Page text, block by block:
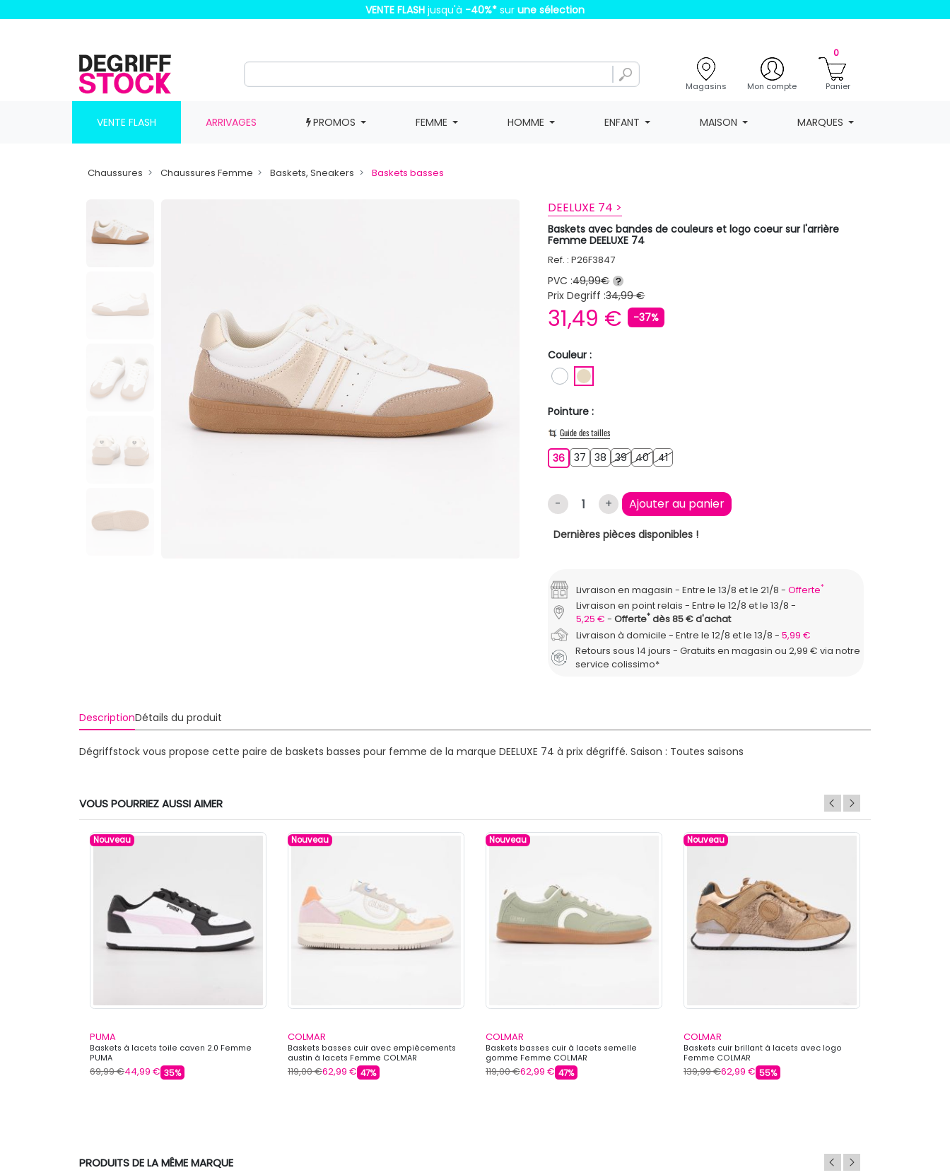
VENTE FLASH jusqu'à -40%* sur une sélection
Magasins Mon compte
0
Panier
VENTE FLASH ARRIVAGES PROMOS FEMME HOMME ENFANT MAISON MARQUES
Chaussures Chaussures Femme Baskets, Sneakers Baskets basses
DEELUXE 74 >
Baskets avec bandes de couleurs et logo coeur sur l'arrière
Femme DEELUXE 74
Ref. : P26F3847
PVC :49,99€ ?
Prix Degriff :34,99 €
31,49 € -37%
Couleur :
BLANC
Pointure :
Guide des tailles
363637 3738 38393940404141
- + Ajouter au panier
Dernières pièces disponibles !
Livraison en magasin Entre le 13/8 et le 21/8 Offerte*
Livraison en point relais
Entre le 12/8 et le 13/8
5,25 €
Offerte*dès 85 € d'achat
Livraison à domicile
Entre le 12/8 et le 13/8
5,99 €
Retours sous 14 jours - Gratuits en magasin ou 2,99 € via notre
service colissimo*
DescriptionDétails du produit
Dégriffstock vous propose cette paire de baskets basses pour femme de la marque DEELUXE 74 à prix dégriffé. Saison : Toutes saisons
VOUS POURRIEZ AUSSI AIMER
Nouveau
PUMA
Baskets à lacets toile caven 2.0 Femme
PUMA
69,99 €44,99 € 35%
Nouveau
COLMAR
Baskets basses cuir avec empiècements
austin à lacets Femme COLMAR
119,00 €62,99 € 47%
Nouveau
COLMAR
Baskets basses cuir à lacets semelle
gomme Femme COLMAR
119,00 €62,99 € 47%
Nouveau
COLMAR
Baskets cuir brillant à lacets avec logo
Femme COLMAR
139,99 €62,99 € 55%
PRODUITS DE LA MÊME MARQUE